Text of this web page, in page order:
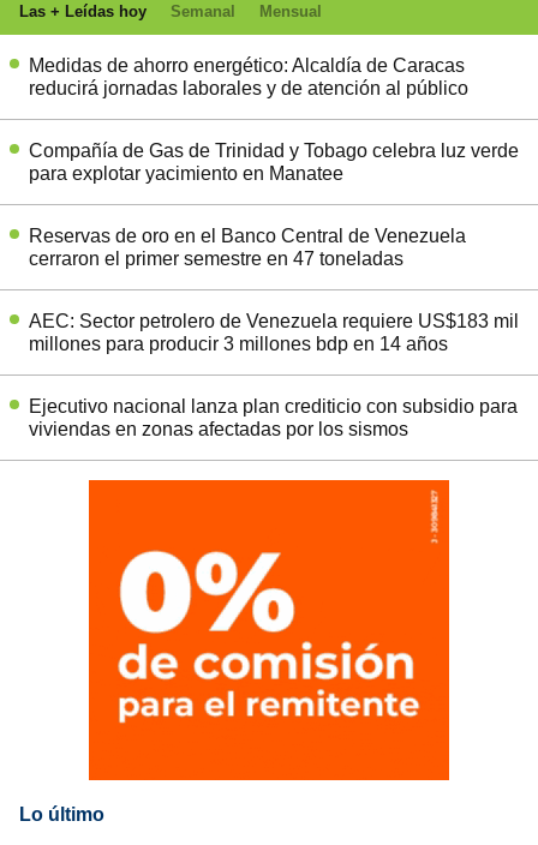
Las + Leídas hoy Semanal Mensual
Medidas de ahorro energético: Alcaldía de Caracas
reducirá jornadas laborales y de atención al público
Compañía de Gas de Trinidad y Tobago celebra luz verde
para explotar yacimiento en Manatee
Reservas de oro en el Banco Central de Venezuela
cerraron el primer semestre en 47 toneladas
AEC: Sector petrolero de Venezuela requiere US$183 mil
millones para producir 3 millones bdp en 14 años
Ejecutivo nacional lanza plan crediticio con subsidio para
viviendas en zonas afectadas por los sismos
Lo último